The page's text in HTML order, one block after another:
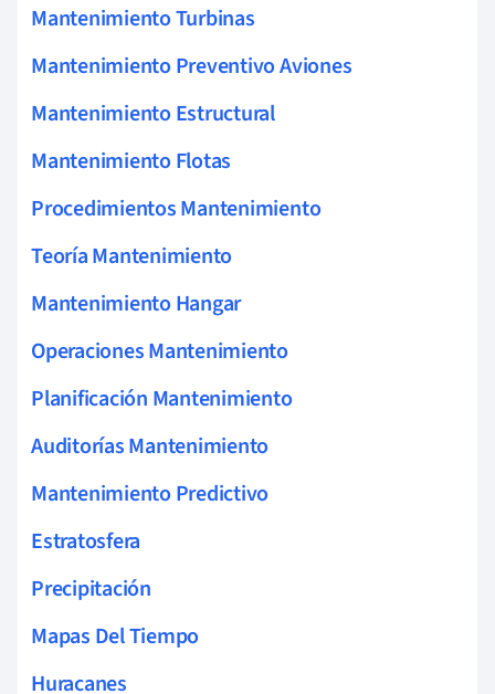
Mantenimiento Turbinas
Mantenimiento Preventivo Aviones
Mantenimiento Estructural
Mantenimiento Flotas
Procedimientos Mantenimiento
Teoría Mantenimiento
Mantenimiento Hangar
Operaciones Mantenimiento
Planificación Mantenimiento
Auditorías Mantenimiento
Mantenimiento Predictivo
Estratosfera
Precipitación
Mapas Del Tiempo
Huracanes